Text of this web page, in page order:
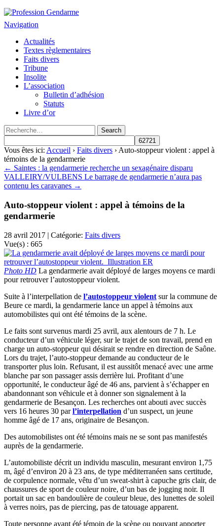
Profession Gendarme
Le journal des gendarmes
Navigation
Actualités
Textes règlementaires
Faits divers
Tribune
Insolite
L’association
Bulletin d’adhésion
Statuts
Livre d’or
Vous êtes ici: Accueil › Faits divers › Auto-stoppeur violent : appel à
témoins de la gendarmerie
← Saintes : la gendarmerie recherche un sexagénaire disparu
VALLEIRY/VULBENS Le barrage de gendarmerie n’aura pas
contenu les caravanes →
Auto-stoppeur violent : appel à témoins de la
gendarmerie
28 avril 2017 | Catégorie: Faits divers
Vue(s) : 665
Photo HD La gendarmerie avait déployé de larges moyens ce mardi
pour retrouver l’autostoppeur violent.
Suite à l’interpellation de l’autostoppeur violent sur la commune de
Beure ce mardi, la gendarmerie lance un appel à témoins aux
automobilistes qui ont été témoins de la scène.
Le faits sont survenus mardi 25 avril, aux alentours de 7 h. Le
conducteur d’un véhicule léger, sur le trajet de son travail, prend en
charge un auto-stoppeur qui désirait se rendre en direction de Saône.
Lors du trajet, l’auto-stoppeur demande au conducteur de le
transporter plus loin. Refusant, il est aussitôt menacé avec une arme
blanche par son passager assis derrière lui. Profitant d’une
opportunité, le conducteur âgé de 46 ans, parvient à s’échapper en
abandonnant son véhicule et à donner son signalement à la
gendarmerie de Besançon. Les recherches ont abouti avec succès
vers 16 heures 30 parl’interpellation d’un suspect, un jeune
homme âgé de 17 ans, originaire de Besançon.
Des automobilistes ont été témoins mais ne se sont pas manifestés
auprès de la gendarmerie.
L’automobiliste décrit un individu masculin, mesurant environ 1,75
m, âgé d’environ 20 à 23 ans, de type méditerranéen sans certitude,
de corpulence normale, vêtu d’un sweat-shirt à capuche gris clair, de
chaussures de sport de couleur noire, d’un bas de jogging noir. Il
portait un sac en bandoulière de couleur bleue, des lunettes de soleil
à verres noirs, pas de piercing, pas de tatouage apparent.
Toute personne ayant été témoin de la scène ou pouvant apporter